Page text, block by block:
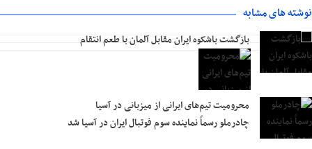
نوشته های مشابه
بازگشت باشکوه ایران مقابل آلمان با طعم انتقام
محرومیت تیم‌های ایرانی از میزبانی در آسیا
چادرملو رسماً نماینده سوم فوتبال ایران در آسیا شد